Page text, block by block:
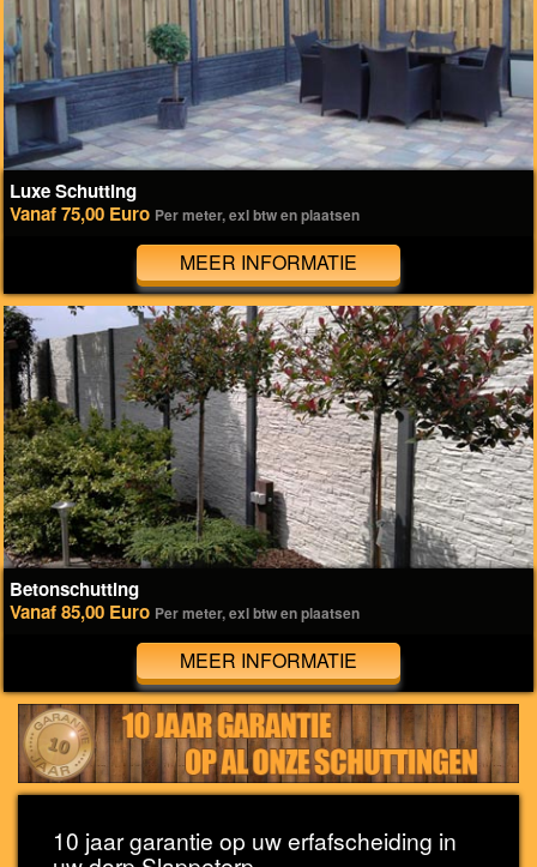
Luxe Schutting
Vanaf 75,00 Euro Per meter, exl btw en plaatsen
MEER INFORMATIE
Betonschutting
Vanaf 85,00 Euro Per meter, exl btw en plaatsen
MEER INFORMATIE
10 jaar garantie op uw erfafscheiding in